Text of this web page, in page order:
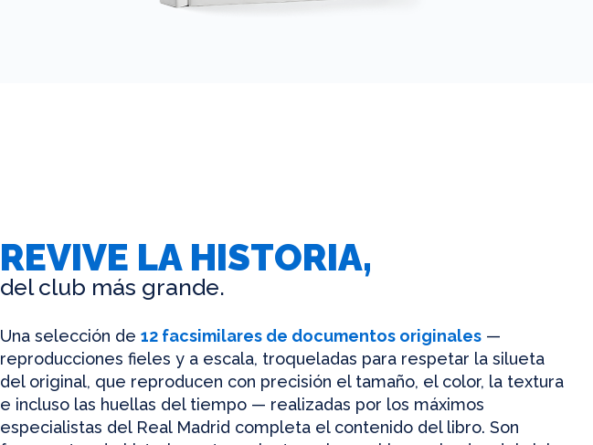
REVIVE LA HISTORIA,
del club más grande.
Una selección de 12 facsimilares de documentos originales —
reproducciones fieles y a escala, troqueladas para respetar la silueta
del original, que reproducen con precisión el tamaño, el color, la textura
e incluso las huellas del tiempo — realizadas por los máximos
especialistas del Real Madrid completa el contenido del libro. Son